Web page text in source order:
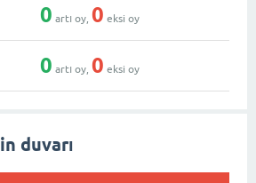
0 artı oy, 0 eksi oy
0 artı oy, 0 eksi oy
duvarı